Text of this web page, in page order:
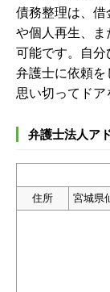
債務整理は、借
や個人再生、
可能です。自分
弁護士に依頼を
思い切ってドア
弁護士法人ア
住所
宮城県